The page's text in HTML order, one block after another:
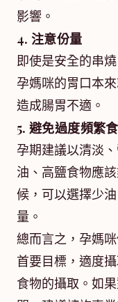
影響。
4. 注意份量
即使是安全的串
孕媽咪的胃口本
造成腸胃不適。
5. 避免過度頻繁
孕期建議以清淡
油、高鹽食物應
候，可以選擇少
量。
總而言之，孕媽
首要目標，適度
食物的攝取。如